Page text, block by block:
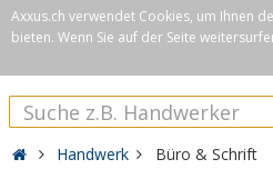
Axxus.ch verwendet Cookies, um Ihnen
bieten. Wenn Sie auf der Seite
Handwerk Büro & Schrift